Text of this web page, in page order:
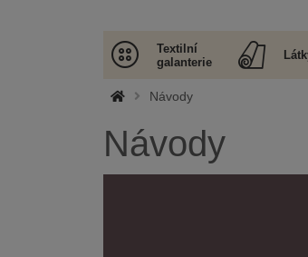
Textilní
galanterie
Návody
Návody